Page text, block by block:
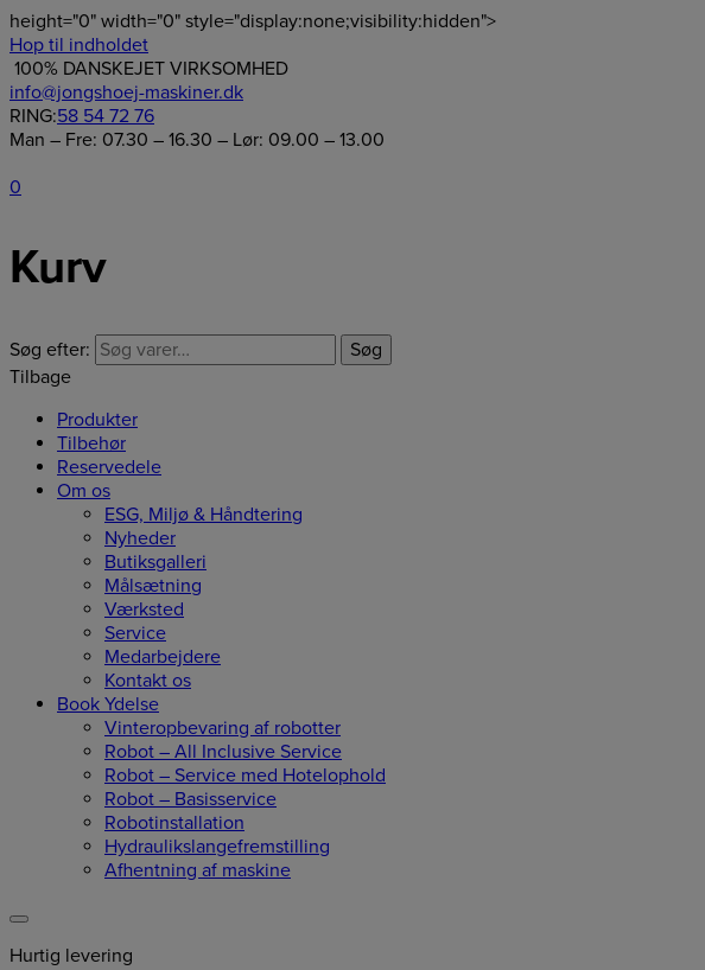
height="0" width="0" style="display:none;visibility:hidden">
Hop til indholdet
100% DANSKEJET VIRKSOMHED
info@jongshoej-maskiner.dk
RING:58 54 72 76
Man – Fre: 07.30 – 16.30 – Lør: 09.00 – 13.00
0
Kurv
Søg efter:
Søg
Tilbage
Produkter
Tilbehør
Reservedele
Om os
ESG, Miljø & Håndtering
Nyheder
Butiksgalleri
Målsætning
Værksted
Service
Medarbejdere
Kontakt os
Book Ydelse
Vinteropbevaring af robotter
Robot – All Inclusive Service
Robot – Service med Hotelophold
Robot – Basisservice
Robotinstallation
Hydraulikslangefremstilling
Afhentning af maskine
Hurtig levering